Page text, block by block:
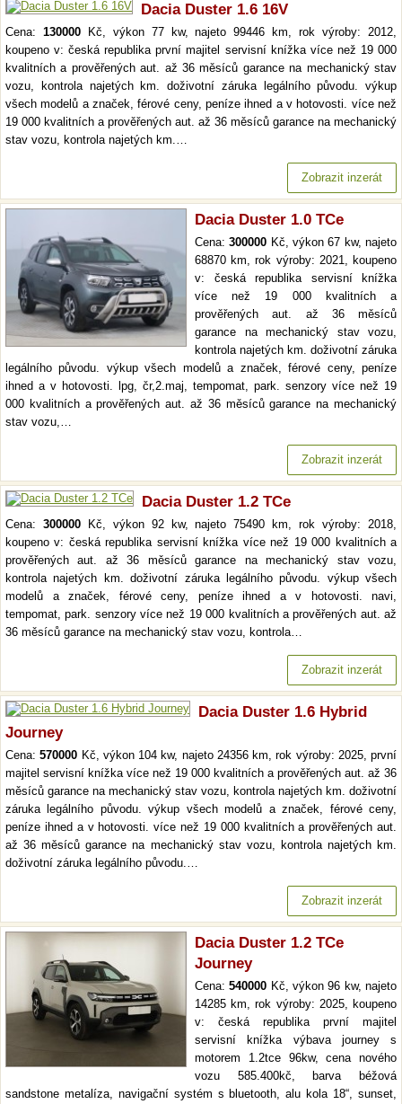
Dacia Duster 1.6 16V
Cena: 130000Kč, výkon 77 kw, najeto 99446 km, rok výroby: 2012,
koupeno v: česká republika první majitel servisní knížka více než 19 000
kvalitních a prověřených aut. až 36 měsíců garance na mechanický stav
vozu, kontrola najetých km. doživotní záruka legálního původu. výkup
všech modelů a značek, férové ceny, peníze ihned a v hotovosti. více než
19 000 kvalitních a prověřených aut. až 36 měsíců garance na mechanický
stav vozu, kontrola najetých km.…
Zobrazit inzerát
Dacia Duster 1.0 TCe
Cena:300000 Kč, výkon 67 kw, najeto
68870 km, rok výroby: 2021, koupeno
v: česká republika servisní knížka
více než 19 000 kvalitních a
prověřených aut. až 36 měsíců
garance na mechanický stav vozu,
kontrola najetých km. doživotní záruka
legálního původu. výkup všech modelů a značek, férové ceny, peníze
ihned a v hotovosti. lpg, čr,2.maj, tempomat, park. senzory více než 19
000 kvalitních a prověřených aut. až 36 měsíců garance na mechanický
stav vozu,…
Zobrazit inzerát
Dacia Duster 1.2 TCe
Cena: 300000Kč, výkon 92 kw, najeto 75490 km, rok výroby: 2018,
koupeno v: česká republika servisní knížka více než 19 000 kvalitních a
prověřených aut. až 36 měsíců garance na mechanický stav vozu,
kontrola najetých km. doživotní záruka legálního původu. výkup všech
modelů a značek, férové ceny, peníze ihned a v hotovosti. navi,
tempomat, park. senzory více než 19 000 kvalitních a prověřených aut. až
36 měsíců garance na mechanický stav vozu, kontrola…
Zobrazit inzerát
Dacia Duster 1.6 Hybrid
Journey
Cena:570000 Kč, výkon 104 kw, najeto 24356 km, rok výroby: 2025, první
majitel servisní knížka více než 19 000 kvalitních a prověřených aut. až 36
měsíců garance na mechanický stav vozu, kontrola najetých km. doživotní
záruka legálního původu. výkup všech modelů a značek, férové ceny,
peníze ihned a v hotovosti. více než 19 000 kvalitních a prověřených aut.
až 36 měsíců garance na mechanický stav vozu, kontrola najetých km.
doživotní záruka legálního původu.…
Zobrazit inzerát
Dacia Duster 1.2 TCe
Journey
Cena:540000 Kč, výkon 96 kw, najeto
14285 km, rok výroby: 2025, koupeno
v: česká republika první majitel
servisní knížka výbava journey s
motorem 1.2tce 96kw, cena nového
vozu 585.400kč, barva béžová
sandstone metalíza, navigační systém s bluetooth, alu kola 18“, sunset,